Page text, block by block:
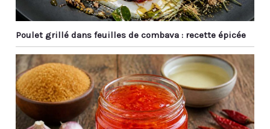
les plus belles idées
cadeau et décoration
pour agrémenter vos
intérieurs et faire
voyager vos proches.
Poulet grillé dans feuilles de combava : recette épicée